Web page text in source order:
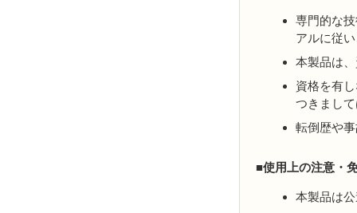
専門的な
アルに従
本製品は
資格を有
つきまし
転倒歴や
■使用上の注意・
本製品は